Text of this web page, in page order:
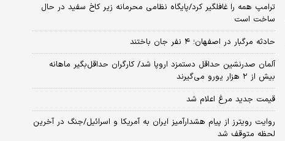
ترامپ همه را غافلگیر کرد/پایگاه نظامی محرمانه زیر کاخ سفید در حال
ساخت است
حادثه مرگبار در اصفهان؛ ۴ نفر جان باختند
آلمان صدرنشین حداقل دستمزد اروپا شد/ کارگران حداقل‌بگیر ماهانه
بیش از ۲ هزار یورو می‌گیرند
قیمت جدید مرغ اعلام شد
روایت رویترز از پیام هشدارآمیز ایران به آمریکا و اسرائیل/جنگ در آخرین
لحظه متوقف شد